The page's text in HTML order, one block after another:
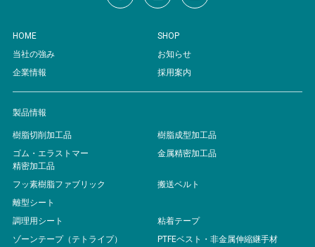
HOME
SHOP
当社の強み
お知らせ
企業情報
採用案内
製品情報
樹脂切削加工品
樹脂成型加工品
ゴム・エラストマー
精密加工品
金属精密加工品
フッ素樹脂ファブリック
搬送ベルト
離型シート
調理用シート
粘着テープ
ゾーンテープ（テトライプ）
PTFEベスト・非金属伸縮継手材